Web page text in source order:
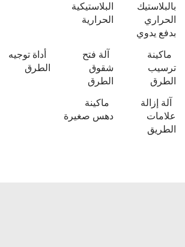
بالبلاستيك
الحراري
بدفع يدوي
البلاستيكية
الحرارية
ماكينة
ترسيب
الطرق
آلة فتح
شقوق
الطرق
أداة توجيه
الطرق
آلة إزالة
علامات
الطريق
ماكينة
دهس صغيرة